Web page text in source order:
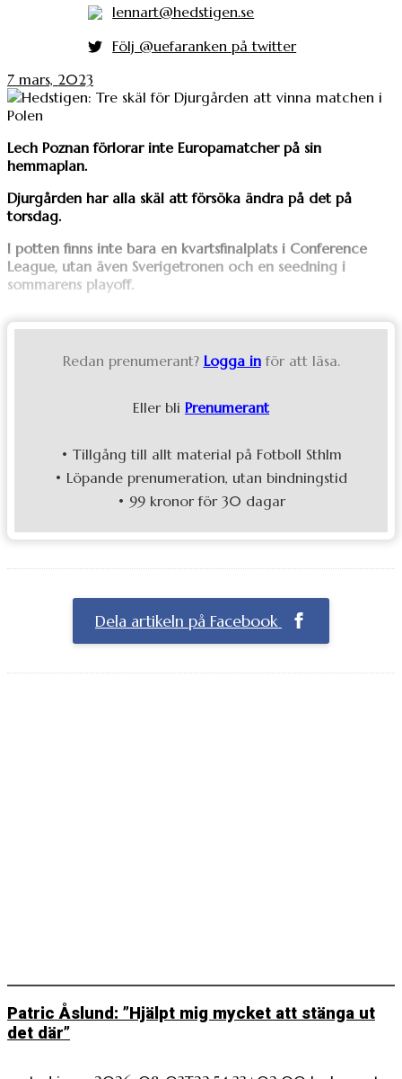
lennart@hedstigen.se
Följ @uefaranken på twitter
7 mars, 2023
Lech Poznan förlorar inte Europamatcher på sin
hemmaplan.
Djurgården har alla skäl att försöka ändra på det på
torsdag.
I potten finns inte bara en kvartsfinalplats i Conference
League, utan även Sverigetronen och en seedning i
sommarens playoff.
Redan prenumerant? Logga in för att läsa.
Eller bli Prenumerant
• Tillgång till allt material på Fotboll Sthlm
• Löpande prenumeration, utan bindningstid
• 99 kronor för 30 dagar
Dela artikeln på Facebook
Patric Åslund: ”Hjälpt mig mycket att stänga ut
det där”